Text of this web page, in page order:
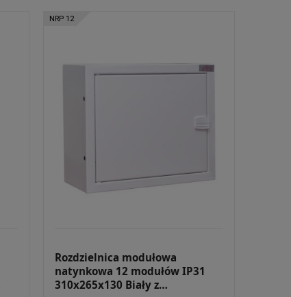
NRP 12
Rozdzielnica modułowa
natynkowa 12 modułów IP31
310x265x130 Biały z